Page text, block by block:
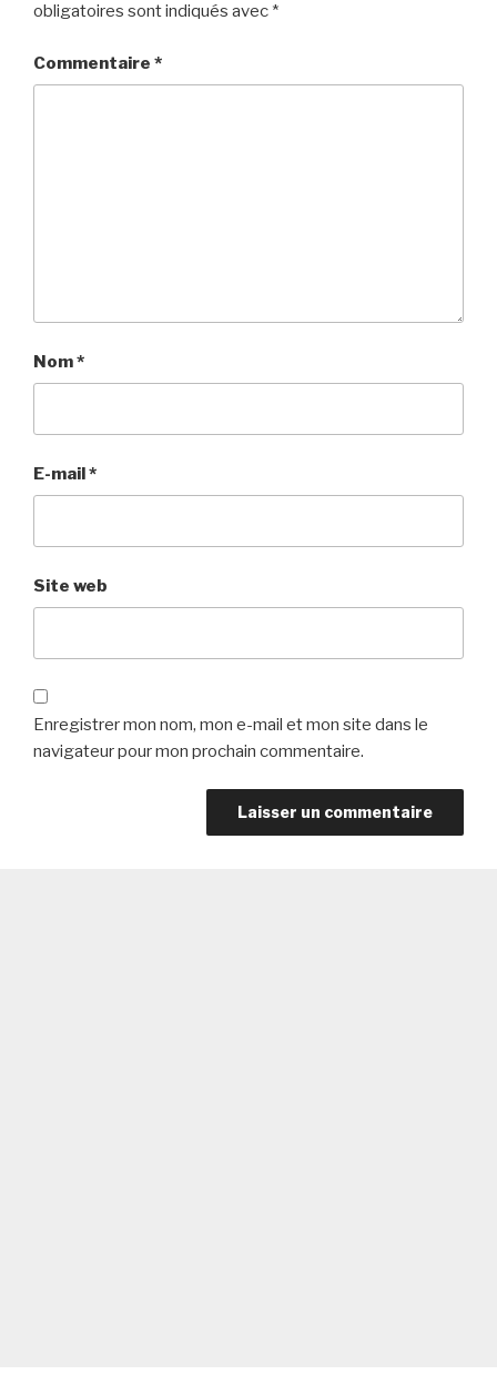
obligatoires sont indiqués avec *
Commentaire *
Nom*
E-mail*
Site web
Enregistrer mon nom, mon e-mail et mon site dans le
navigateur pour mon prochain commentaire.